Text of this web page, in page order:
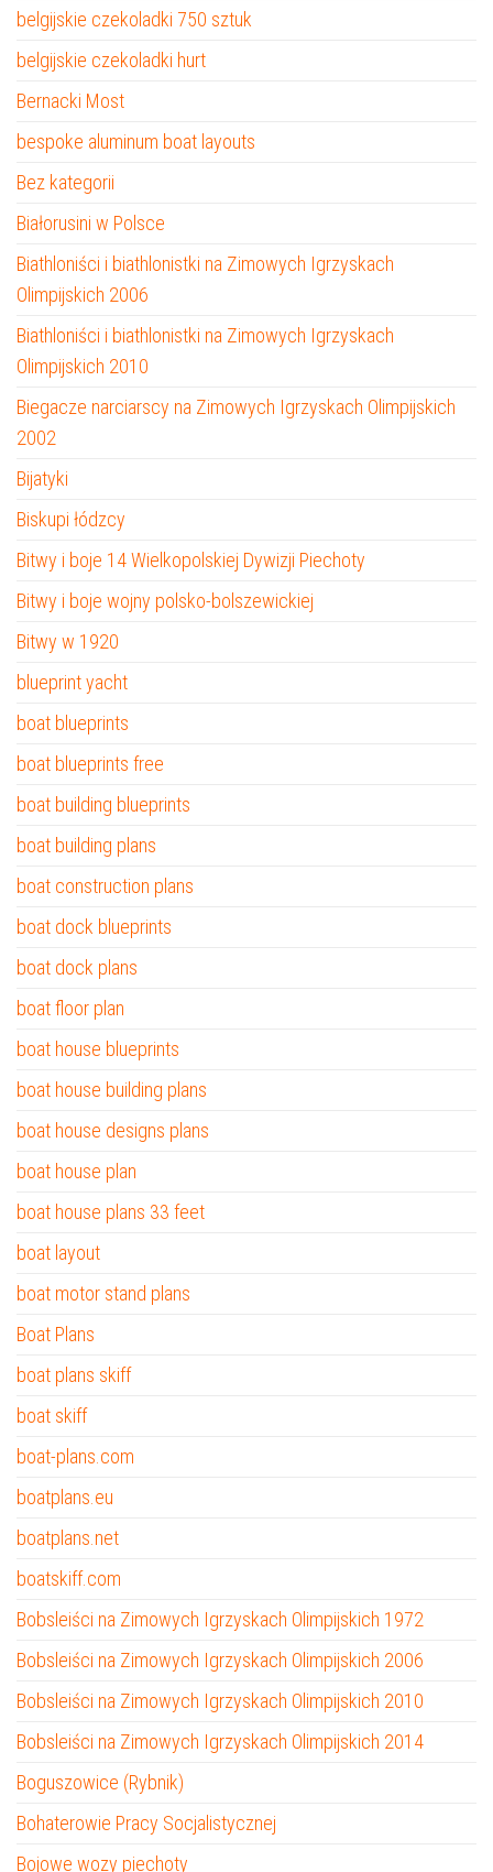
belgijskie czekoladki 750 sztuk
belgijskie czekoladki hurt
Bernacki Most
bespoke aluminum boat layouts
Bez kategorii
Białorusini w Polsce
Biathloniści i biathlonistki na Zimowych Igrzyskach
Olimpijskich 2006
Biathloniści i biathlonistki na Zimowych Igrzyskach
Olimpijskich 2010
Biegacze narciarscy na Zimowych Igrzyskach Olimpijskich
2002
Bijatyki
Biskupi łódzcy
Bitwy i boje 14 Wielkopolskiej Dywizji Piechoty
Bitwy i boje wojny polsko-bolszewickiej
Bitwy w 1920
blueprint yacht
boat blueprints
boat blueprints free
boat building blueprints
boat building plans
boat construction plans
boat dock blueprints
boat dock plans
boat floor plan
boat house blueprints
boat house building plans
boat house designs plans
boat house plan
boat house plans 33 feet
boat layout
boat motor stand plans
Boat Plans
boat plans skiff
boat skiff
boat-plans.com
boatplans.eu
boatplans.net
boatskiff.com
Bobsleiści na Zimowych Igrzyskach Olimpijskich 1972
Bobsleiści na Zimowych Igrzyskach Olimpijskich 2006
Bobsleiści na Zimowych Igrzyskach Olimpijskich 2010
Bobsleiści na Zimowych Igrzyskach Olimpijskich 2014
Boguszowice (Rybnik)
Bohaterowie Pracy Socjalistycznej
Bojowe wozy piechoty